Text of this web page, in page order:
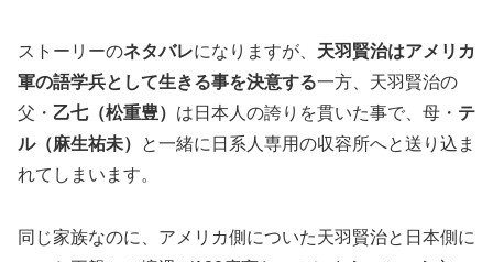
ストーリーのネタバレになりますが、 天羽賢治はアメリカ
軍の語学兵として生きる事を決意する一方、天羽賢治の
父・ 乙七（松重豊） は日本人の誇りを貫いた事で、母・ テ
ル（麻生祐未）
と一緒に日系人専用の収容所へと送り込ま
れてしまいます。
同じ家族なのに、アメリカ側についた天羽賢治と日本側に